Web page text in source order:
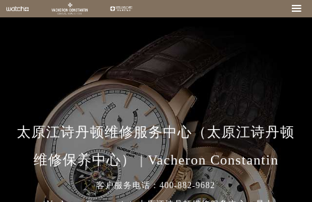

太原江诗丹顿维修服务中心（太原江诗丹顿
维修保养中心） | Vacheron Constantin
客户服务电话：400-882-9682